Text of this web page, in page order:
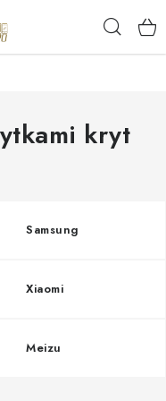
kryt
Samsung
Xiaomi
Meizu